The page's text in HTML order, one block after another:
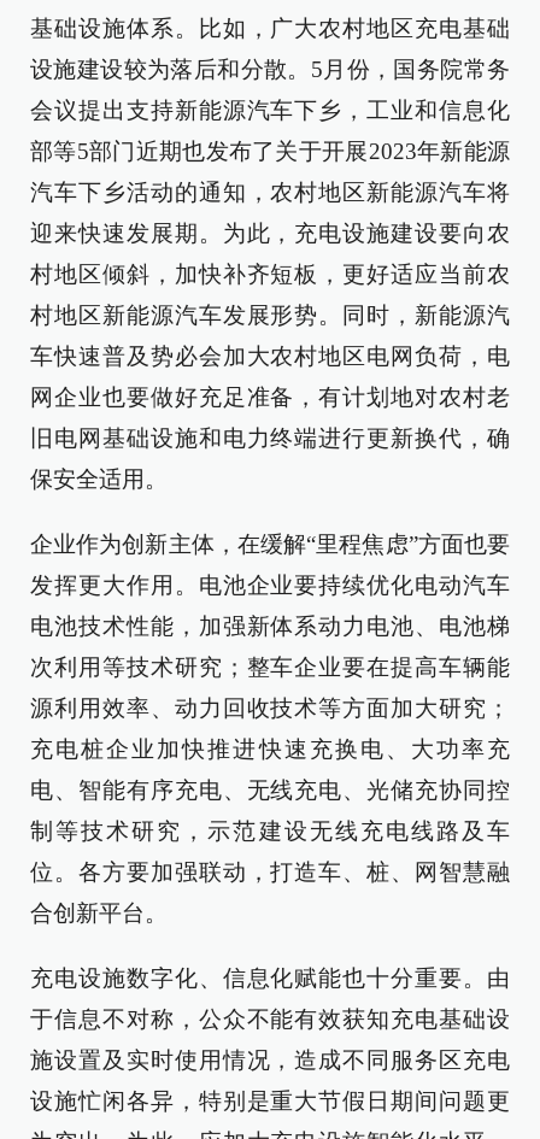
基础设施体系。比如，广大农村地区充电基础
设施建设较为落后和分散。5月份，国务院常务
会议提出支持新能源汽车下乡，工业和信息化
部等5部门近期也发布了关于开展2023年新能源
汽车下乡活动的通知，农村地区新能源汽车将
迎来快速发展期。为此，充电设施建设要向农
村地区倾斜，加快补齐短板，更好适应当前农
村地区新能源汽车发展形势。同时，新能源汽
车快速普及势必会加大农村地区电网负荷，电
网企业也要做好充足准备，有计划地对农村老
旧电网基础设施和电力终端进行更新换代，确
保安全适用。
企业作为创新主体，在缓解“里程焦虑”方面也要
发挥更大作用。电池企业要持续优化电动汽车
电池技术性能，加强新体系动力电池、电池梯
次利用等技术研究；整车企业要在提高车辆能
源利用效率、动力回收技术等方面加大研究；
充电桩企业加快推进快速充换电、大功率充
电、智能有序充电、无线充电、光储充协同控
制等技术研究，示范建设无线充电线路及车
位。各方要加强联动，打造车、桩、网智慧融
合创新平台。
充电设施数字化、信息化赋能也十分重要。由
于信息不对称，公众不能有效获知充电基础设
施设置及实时使用情况，造成不同服务区充电
设施忙闲各异，特别是重大节假日期间问题更